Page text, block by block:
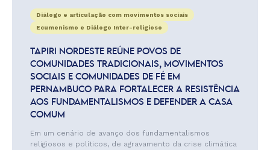
Diálogo e articulação com movimentos sociais
Ecumenismo e Diálogo Inter-religioso
TAPIRI NORDESTE REÚNE POVOS DE
COMUNIDADES TRADICIONAIS, MOVIMENTOS
SOCIAIS E COMUNIDADES DE FÉ EM
PERNAMBUCO PARA FORTALECER A RESISTÊNCIA
AOS FUNDAMENTALISMOS E DEFENDER A CASA
COMUM
Em um cenário de avanço dos fundamentalismos
religiosos e políticos, de agravamento da crise climática